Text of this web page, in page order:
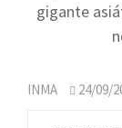
gigante
INMA 24/09/